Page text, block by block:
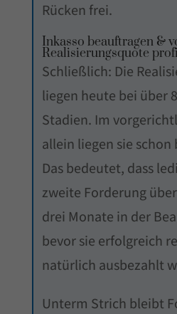
Rücken frei.
Inkasso beauftragen &
Realisierungsquote
Schließlich: Die
liegen heute bei über
Stadien. Im
allein liegen sie schon
Das bedeutet, dass
zweite Forderung
drei Monate in der
bevor sie erfolgreich
natürlich ausbezahlt
Unterm Strich bleibt